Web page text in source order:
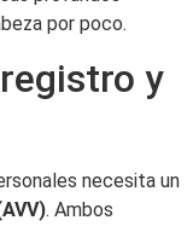
por poco.
y
necesita un
. Ambos